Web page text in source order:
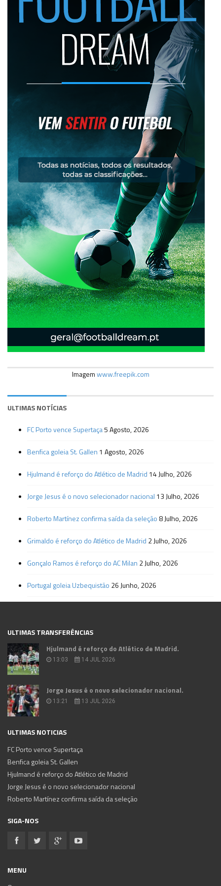
Imagemwww.freepik.com
ULTIMAS NOTÍCIAS
FC Porto vence Supertaça5 Agosto, 2026
Benfica goleia St. Gallen 1 Agosto, 2026
Hjulmand é reforço do Atlético de Madrid 14 Julho, 2026
Jorge Jesus é o novo selecionador nacional 13 Julho, 2026
Roberto Martínez confirma saída da seleção 8 Julho, 2026
Grimaldo é reforço do Atlético de Madrid 2 Julho, 2026
Gonçalo Ramos é reforço do AC Milan 2 Julho, 2026
Portugal goleia Uzbequistão 26 Junho, 2026
ULTIMAS TRANSFERÊNCIAS
Hjulmand é reforço do Atlético de Madrid.
13:03 14 JUL 2026
Jorge Jesus é o novo selecionador nacional.
13:21 13 JUL 2026
ULTIMAS NOTICIAS
FC Porto vence Supertaça
Benfica goleia St. Gallen
Hjulmand é reforço do Atlético de Madrid
Jorge Jesus é o novo selecionador nacional
Roberto Martínez confirma saída da seleção
SIGA-NOS
MENU